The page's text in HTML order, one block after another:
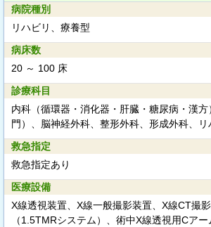
病院種別
リハビリ、療養型
病床数
20 ～ 100 床
診療科目
内科（循環器・消化器・肝臓・糖尿病・漢
門）、脳神経外科、整形外科、形成外科、
救急指定
救急指定あり
医療設備
X線透視装置、X線一般撮影装置、X線CT撮
（1.5TMRシステム）、術中X線透視用Cア